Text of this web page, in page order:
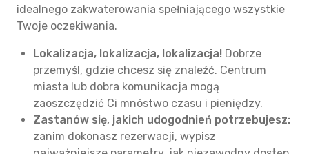
idealnego zakwaterowania spełniającego wszystkie
Twoje oczekiwania.
Lokalizacja, lokalizacja, lokalizacja! Dobrze
przemyśl, gdzie chcesz się znaleźć. Centrum
miasta lub dobra komunikacja mogą
zaoszczędzić Ci mnóstwo czasu i pieniędzy.
Zastanów się, jakich udogodnień potrzebujesz:
zanim dokonasz rezerwacji, wypisz